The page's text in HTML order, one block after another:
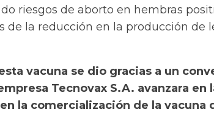
riesgos de aborto en hembras
de la reducción en la producción de
vacuna se dio gracias a un
Tecnovax S.A. avanzara en
la comercialización de la vacuna